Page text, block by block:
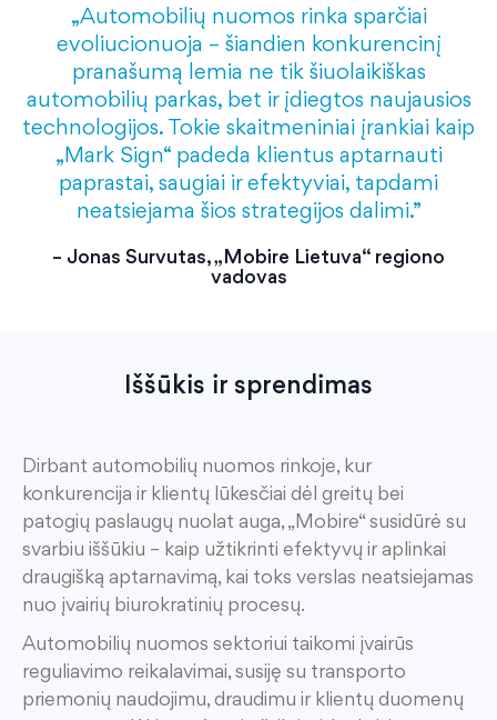
„Automobilių nuomos rinka sparčiai
evoliucionuoja – šiandien konkurencinį
pranašumą lemia ne tik šiuolaikiškas
automobilių parkas, bet ir įdiegtos naujausios
technologijos. Tokie skaitmeniniai įrankiai kaip
„Mark Sign“ padeda klientus aptarnauti
paprastai, saugiai ir efektyviai, tapdami
neatsiejama šios strategijos dalimi.”
– Jonas Survutas, „Mobire Lietuva“ regiono
vadovas
Iššūkis ir sprendimas
Dirbant automobilių nuomos rinkoje, kur
konkurencija ir klientų lūkesčiai dėl greitų bei
patogių paslaugų nuolat auga, „Mobire“ susidūrė su
svarbiu iššūkiu – kaip užtikrinti efektyvų ir aplinkai
draugišką aptarnavimą, kai toks verslas neatsiejamas
nuo įvairių biurokratinių procesų.
Automobilių nuomos sektoriui taikomi įvairūs
reguliavimo reikalavimai, susiję su transporto
priemonių naudojimu, draudimu irklientų duomenų